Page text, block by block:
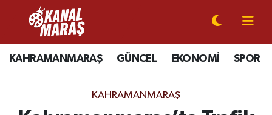
KAHRAMANMARAŞ GÜNCEL EKONOMİ SPOR
KAHRAMANMARAŞ
CANLI YAYIN
KAHRAMANMARAŞ
Kahramanmaraş Nöbetçi Eczaneler
Kahramanmaraş Hava Durumu